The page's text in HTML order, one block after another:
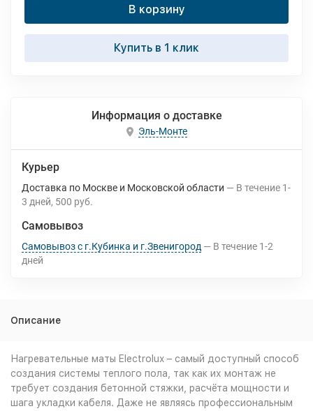
В корзину
Купить в 1 клик
Информация о доставке
Эль-Монте
Курьер
Доставка по Москве и Московской области В течение 1-
3 дней 500 руб.
Самовывоз
Самовывоз с г.Кубинка и г.Звенигород В течение 1-2
дней
Описание
Нагревательные маты Electrolux – самый доступный способ
создания системы теплого пола, так как их монтаж не
требует создания бетонной стяжки, расчёта мощности и
шага укладки кабеля. Даже не являясь профессиональным